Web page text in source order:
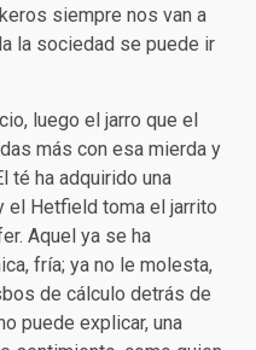
siempre nos van a
la sociedad se puede ir
luego el jarro que el
más con esa mierda y
té ha adquirido una
el Hetfield toma el jarrito
Aquel ya se ha
fría; ya no le molesta,
de cálculo detrás de
puede explicar, una